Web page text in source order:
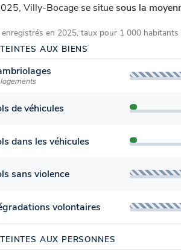
Villy-Bocage se situesous la
enregistrés en 2025, taux pour 1 000 habitants
AUX BIENS
de véhicules
dans les véhicules
sans violence
volontaires
AUX PERSONNES